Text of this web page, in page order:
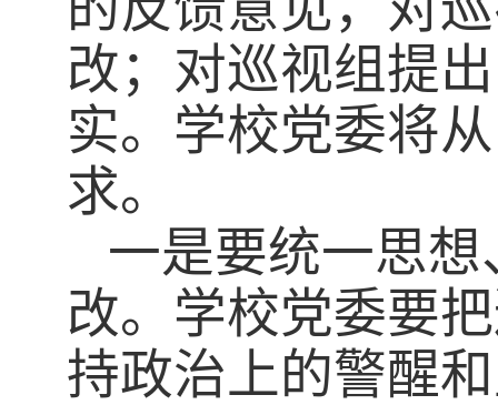
改；对巡视组提
实。学校党委将
求。
一是要统一思
改。学校党委要
持政治上的警醒